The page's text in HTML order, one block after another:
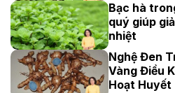
Bạc hà
quý giúp
nhiệt
Nghệ Đen
Vàng Điều
Hoạt Huyết